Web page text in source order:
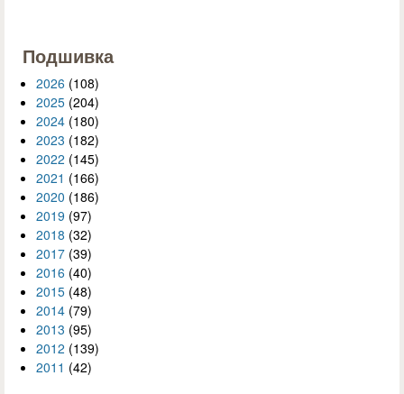
Подшивка
2026 (108)
2025 (204)
2024 (180)
2023 (182)
2022 (145)
2021 (166)
2020 (186)
2019 (97)
2018 (32)
2017 (39)
2016 (40)
2015 (48)
2014 (79)
2013 (95)
2012 (139)
2011 (42)